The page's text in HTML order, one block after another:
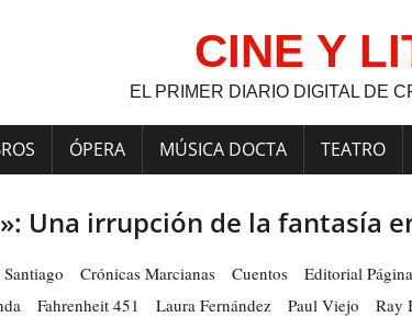
CINE Y
EL PRIMER DIARIO DIGITAL DE
ÓPERA MÚSICA DOCTA TEATRO
Una irrupción de la fantasía
Santiago Crónicas Marcianas Cuentos
Editorial
Fahrenheit 451 Laura Fernández Paul Viejo Ray